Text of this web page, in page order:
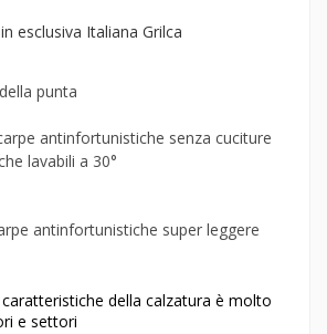
esclusiva Italiana Grilca
della calzatura è molto
e settori